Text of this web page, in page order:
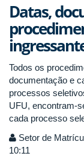
Datas,
Todos os
documentação e
processos
UFU, encontram-
cada processo
Setor de
10:11